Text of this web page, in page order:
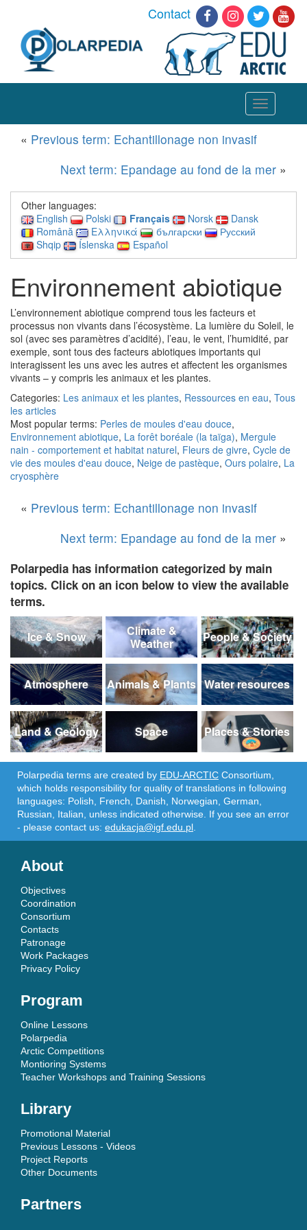
Contact
Toggle
navigation
« Previous term: Echantillonage non invasif
Next term: Epandage au fond de la mer »
Other languages:
English
Polski Français Norsk
Dansk
Română
Ελληνικά български
Русский
Shqip
Íslenska Español
Environnement abiotique
L’environnement abiotique comprend tous les facteurs et
processus non vivants dans l’écosystème. La lumière du Soleil, le
sol (avec ses paramètres d’acidité), l’eau, le vent, l’humidité, par
exemple, sont tous des facteurs abiotiques importants qui
interagissent les uns avec les autres et affectent les organismes
vivants – y compris les animaux et les plantes.
Categories: Les animaux et les plantes, Ressources en eau, Tous
les articles
Most popular terms: Perles de moules d'eau douce,
Environnement abiotique, La forêt boréale (la taïga), Mergule
nain - comportement et habitat naturel, Fleurs de givre, Cycle de
vie des moules d'eau douce, Neige de pastèque, Ours polaire, La
cryosphère
« Previous term: Echantillonage non invasif
Next term: Epandage au fond de la mer »
Polarpedia has information categorized by main
topics. Click on an icon below to view the available
terms.
Ice & Snow
Climate &
Weather
People & Society
Atmosphere Animals & Plants Water resources
Land & Geology Space Places & Stories
Polarpedia terms are created by EDU-ARCTIC Consortium,
which holds responsibility for quality of translations in following
languages: Polish, French, Danish, Norwegian, German,
Russian, Italian, unless indicated otherwise. If you see an error
- please contact us: edukacja@igf.edu.pl
About
Objectives
Coordination
Consortium
Contacts
Patronage
Work Packages
Privacy Policy
Program
Online Lessons
Polarpedia
Arctic Competitions
Montioring Systems
Teacher Workshops and Training Sessions
Library
Promotional Material
Previous Lessons - Videos
Project Reports
Other Documents
Partners